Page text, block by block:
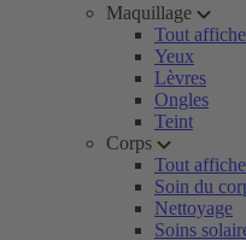
Maquillage
Tout
Yeux
Lèvres
Ongles
Teint
Corps
Tout
Soin du
Nettoyage
Soins